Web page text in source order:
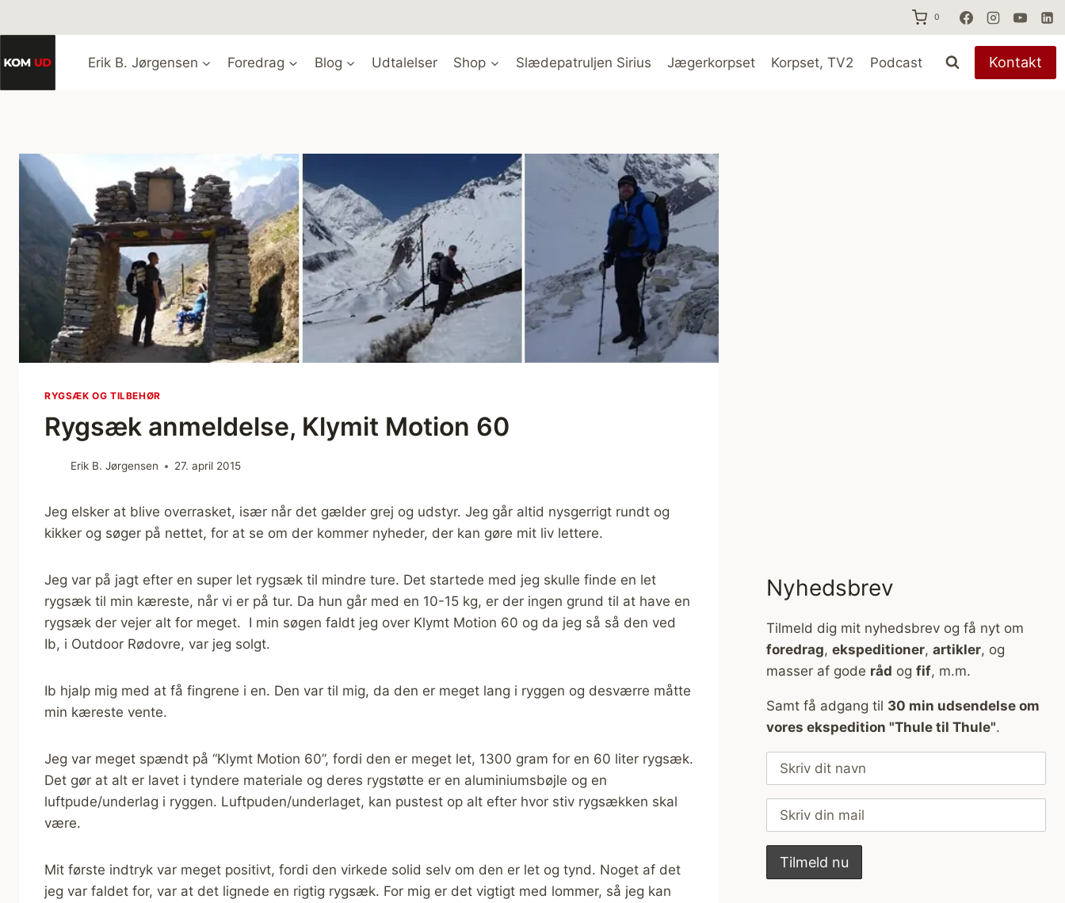
til
0
Erik B. Jørgensen Foredrag Blog Udtalelser Shop Slædepatruljen Sirius Jægerkorpset Korpset, TV2 Podcast Kontakt
RYGSÆK OG TILBEHØR
Rygsæk anmeldelse, Klymit Motion 60
Erik B. Jørgensen 27. april 2015
Jeg elsker at blive overrasket, især når det gælder grej og udstyr. Jeg går altid nysgerrigt rundt og
kikker og søger på nettet, for at se om der kommer nyheder, der kan gøre mit liv lettere.
Jeg var på jagt efter en super let rygsæk til mindre ture. Det startede med jeg skulle finde en let
rygsæk til min kæreste, når vi er på tur. Da hun går med en 10-15 kg, er der ingen grund til at have en
rygsæk der vejer alt for meget. I min søgen faldt jeg over Klymt Motion 60 og da jeg så så den ved
Ib, i Outdoor Rødovre, var jeg solgt.
Ib hjalp mig med at få fingrene i en. Den var til mig, da den er meget lang i ryggen og desværre måtte
min kæreste vente.
Jeg var meget spændt på “Klymt Motion 60”, fordi den er meget let, 1300 gram for en 60 liter rygsæk.
Det gør at alt er lavet i tyndere materiale og deres rygstøtte er en aluminiumsbøjle og en
luftpude/underlag i ryggen. Luftpuden/underlaget, kan pustest op alt efter hvor stiv rygsækken skal
være.
Mit første indtryk var meget positivt, fordi den virkede solid selv om den er let og tynd. Noget af det
jeg var faldet for, var at det lignede en rigtig rygsæk. For mig er det vigtigt med lommer, så jeg kan
Nyhedsbrev
Tilmeld dig mit nyhedsbrev og få nyt om
foredrag, ekspeditioner, artikler, og
masser af gode råd og fif, m.m.
Samt få adgang til 30 min udsendelse om
vores ekspedition "Thule til Thule".